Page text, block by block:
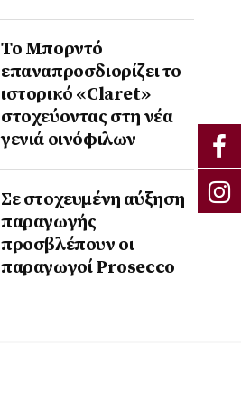
Το Μπορντό
επαναπροσδιορίζει το
ιστορικό «Claret»
στοχεύοντας στη νέα
γενιά οινόφιλων
Σε στοχευμένη αύξηση
παραγωγής
προσβλέπουν οι
παραγωγοί Prosecco